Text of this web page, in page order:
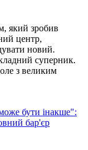
який зробив
центр,
новий.
суперник.
з великим
бути інакше":
бар'єр